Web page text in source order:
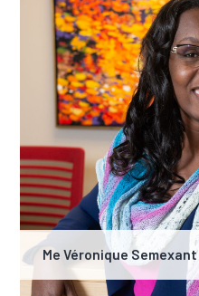
Me Véronique Semexant